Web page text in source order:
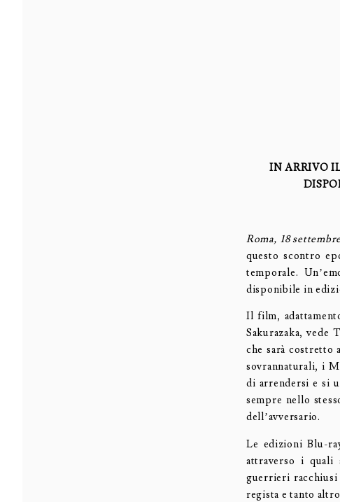
IN ARRIVO
Roma, 18
questo scontro
temporale.
disponibile in
Il film,
Sakurazaka,
che sarà costretto
sovrannaturali, i
di arrendersi e si
sempre nello
dell’avversario.
Le edizioni Blu-
attraverso i
guerrieri racchiusi
regista e tanto